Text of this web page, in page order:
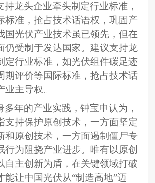
持龙头企业牵头制定行业标准，
标准 ，抢占技术话语权，巩固产
国光伏产业技术虽已领先，但在
仍受制于发达国家。建议支持龙
定行业标准，如光伏组件碳足迹
期评价等国际标准，抢占技术话
主导权。
多年的产业实践，钟宝申认为，
支持保护原创技术，一方面坚定
和原创技术，一方面遏制僵尸专
行为阻挠产业进步。唯有以原创
自主创新为盾，在关键领域打破
能让中国光伏从“制造高地”迈